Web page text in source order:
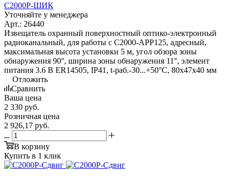
С2000Р-ШИК
Уточняйте у менеджера
Арт.: 26440
Извещатель охранный поверхностный оптико-электронный
радиоканальный, для работы с С2000-АРР125, адресный,
максимальная высота установки 5 м, угол обзора зоны
обнаружения 90°, ширина зоны обнаружения 11°, элемент
питания 3.6 В ER14505, IP41, t-раб.-30...+50°C, 80х47х40 мм
Отложить
Сравнить
Ваша цена
2 330 руб.
Розничная цена
2 926,17 руб.
В корзину
Купить в 1 клик